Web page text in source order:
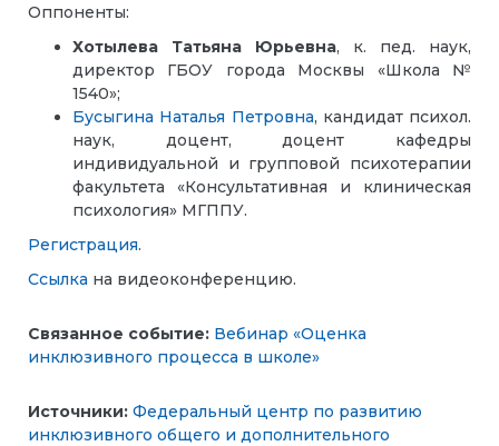
Оппоненты:
Хотылева Татьяна Юрьевна, к. пед. наук,
директор ГБОУ города Москвы «Школа №
1540»;
Бусыгина Наталья Петровна, кандидат психол.
наук, доцент, доцент кафедры
индивидуальной и групповой психотерапии
факультета «Консультативная и клиническая
психология» МГППУ.
Регистрация.
Ссылка на видеоконференцию.
Связанное событие: Вебинар «Оценка
инклюзивного процесса в школе»
Источники: Федеральный центр по развитию
инклюзивного общего и дополнительного